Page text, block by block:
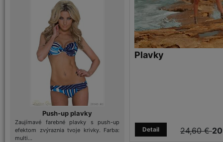
Push-up plavky
Zaujímavé farebné plavky s push-up
efektom zvýraznia tvoje krivky. Farba:
multi...
Plavky
24,60 €
Detail